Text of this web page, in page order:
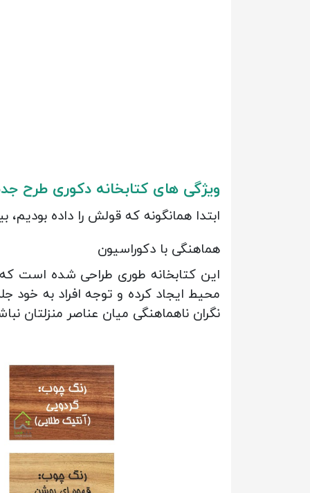
ویژگی های کتابخانه دکوری طرح
ابتدا همانگونه که قولش را داده
هماهنگی با دکوراسیون
این کتابخانه طوری طراحی شده است
محیط ایجاد کرده و توجه افراد به خود
نگران ناهماهنگی میان عناصر منزلتان